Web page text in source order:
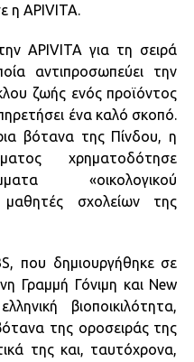
η APIVITA.
APIVITA για τη σειρά
αντιπροσωπεύει την
ζωής ενός προϊόντος
ένα καλό σκοπό.
βότανα της Πίνδου, η
χρηματοδότησε
«οικολογικού
σχολείων της
που δημιουργήθηκε σε
Γραμμή Γόνιμη και New
βιοποικιλότητα,
της οροσειράς της
της και, ταυτόχρονα,